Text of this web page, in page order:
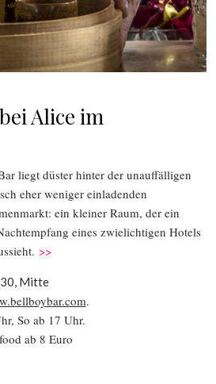
Alice im
liegt düster hinter der unauffälligen
eher weniger einladenden
ein kleiner Raum, der ein
eines zwielichtigen Hotels
>>
Mitte
.
So ab 17 Uhr.
ab 8 Euro